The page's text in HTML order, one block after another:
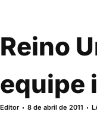
Reino
equipe
Editor 8 de abril de 2011